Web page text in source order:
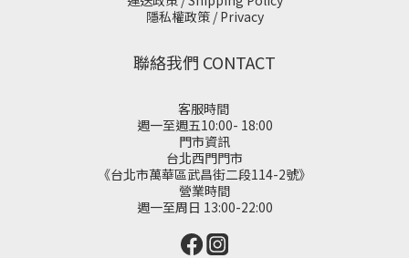
隱私權政策 / Privacy
聯絡我們 CONTACT
客服時間
週一至週五10:00- 18:00
門市資訊
台北西門門市
《台北市萬華區武昌街二段114-2號》
營業時間
週一至周日 13:00-22:00